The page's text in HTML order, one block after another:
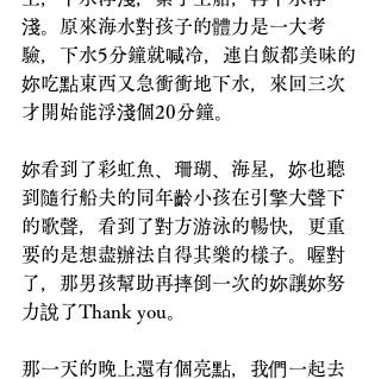
淺。原來海水對孩子的體力是一大考
驗，下水5分鐘就喊冷，連白飯都美味的
妳吃點東西又急衝衝地下水，來回三次
才開始能浮淺個20分鐘。
妳看到了彩虹魚、珊瑚、海星，妳也聽
到隨行船夫的同年齡小孩在引擎大聲下
的歌聲，看到了對方游泳的暢快，更重
要的是想盡辦法自得其樂的樣子。喔對
了，那男孩幫助再摔倒一次的妳讓妳努
力說了Thank you。
那一天的晚上還有個亮點，我們一起去